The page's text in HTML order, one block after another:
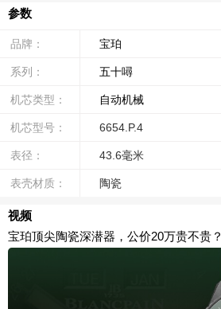
参数
品牌： 宝珀
系列： 五十噚
机芯类型： 自动机械
机芯型号： 6654.P.4
表径： 43.6毫米
表壳材质： 陶瓷
视频
宝珀顶尖陶瓷深潜器，公价20万贵不贵？